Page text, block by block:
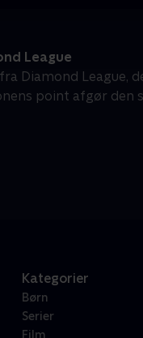
League
Diamond League,
point afgør den
Kategorier
Børn
Serier
Film